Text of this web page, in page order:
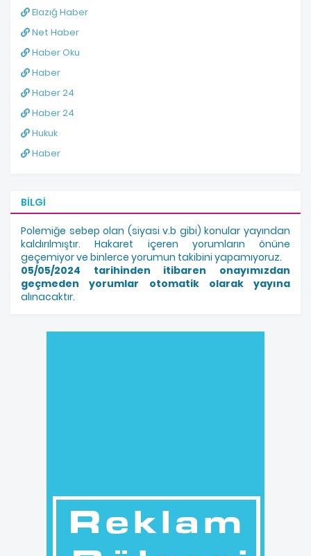
Elazığ Haber
Net Haber
Haber Oku
Haber
Haber 24
Haber 24
Hukuk
Haber
BILGI
Polemiğe sebep olan (siyasi v.b gibi) konular yayından
kaldırılmıştır. Hakaret içeren yorumların önüne
geçemiyor ve binlerce yorumun takibini yapamıyoruz.
05/05/2024 tarihinden itibaren onayımızdan
geçmeden yorumlar otomatik olarak yayına
alınacaktır.